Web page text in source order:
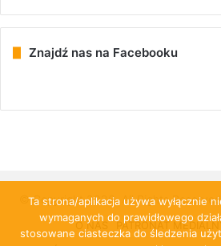
Znajdź nas na Facebooku
© Copyright 2026, All Rights
O NAS PATRONAT
Ta strona/aplikacja używa wyłącznie
wymaganych do prawidłowego
stosowane ciasteczka do śledzenia